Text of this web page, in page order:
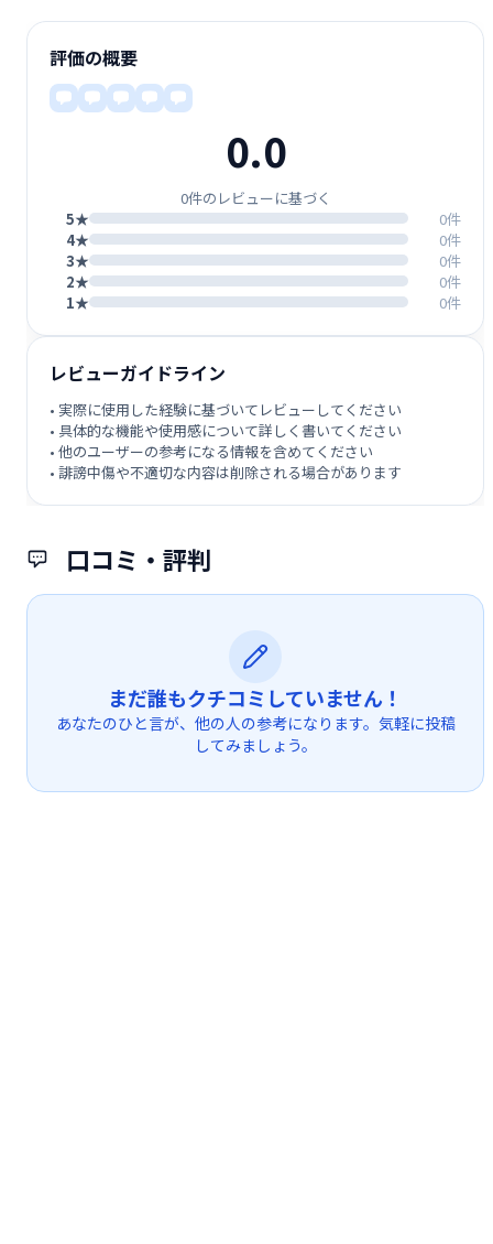
口コミ・評判
まだ誰もクチコミしていません！
あなたのひと言が、他の人の参考になります。気軽に投稿
してみましょう。
評価の概要
0.0
0件のレビューに基づく
5★
0件
4★
0件
3★
0件
2★
0件
1★
0件
レビューガイドライン
• 実際に使用した経験に基づいてレビューしてください
• 具体的な機能や使用感について詳しく書いてください
• 他のユーザーの参考になる情報を含めてください
• 誹謗中傷や不適切な内容は削除される場合があります